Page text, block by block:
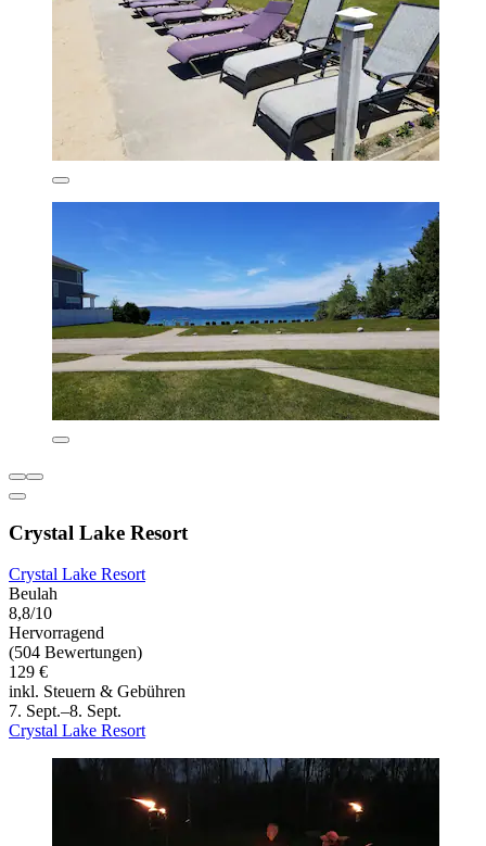
Crystal Lake Resort
Crystal Lake Resort
Beulah
8,8/10
Hervorragend
(504 Bewertungen)
129 €
inkl. Steuern & Gebühren
7. Sept.–8. Sept.
Crystal Lake Resort